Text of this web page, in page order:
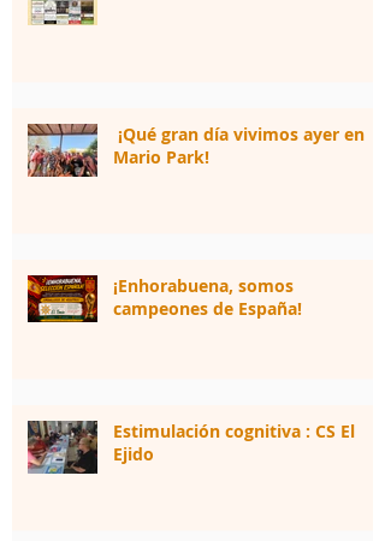
¡Qué gran día vivimos ayer en
Mario Park!
¡Enhorabuena, somos
campeones de España!
Estimulación cognitiva : CS El
Ejido